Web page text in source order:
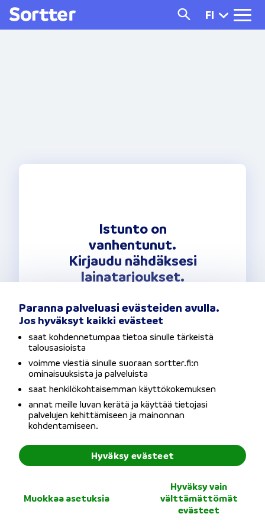
Paranna palveluasi evästeiden avulla.
Jos hyväksyt kaikki evästeet
saat kohdennetumpaa tietoa sinulle tärkeistä
talousasioista
voimme viestiä sinulle suoraan sortter.fi:n
ominaisuuksista ja palveluista
saat henkilökohtaisemman käyttökokemuksen
annat meille luvan kerätä ja käyttää tietojasi
palvelujen kehittämiseen ja mainonnan
kohdentamiseen.
Muokkaa asetuksia
Hyväksy vain
välttämättömät
evästeet
Hyväksy evästeet
FI
Istunto on
vanhentunut.
Kirjaudu nähdäksesi
lainatarjoukset.
Kirjaudu
Navigated to Istunto on vanhentunut. Kirjaudu nähdäksesi